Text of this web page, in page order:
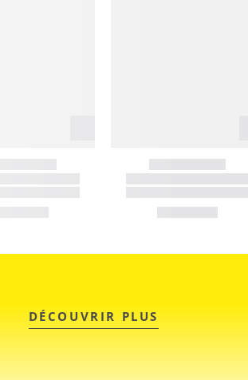
DÉCOUVRIR PLUS